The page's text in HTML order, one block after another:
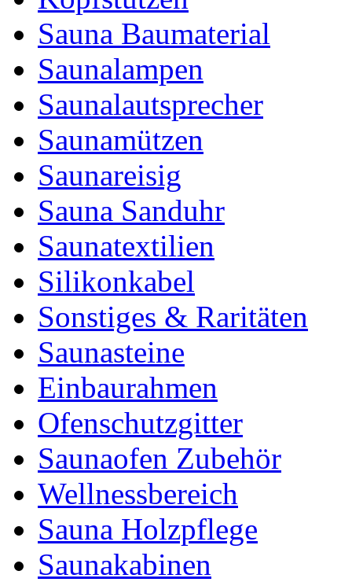
Sauna Baumaterial
Saunalampen
Saunalautsprecher
Saunamützen
Saunareisig
Sauna Sanduhr
Saunatextilien
Silikonkabel
Sonstiges & Raritäten
Saunasteine
Einbaurahmen
Ofenschutzgitter
Saunaofen Zubehör
Wellnessbereich
Sauna Holzpflege
Saunakabinen